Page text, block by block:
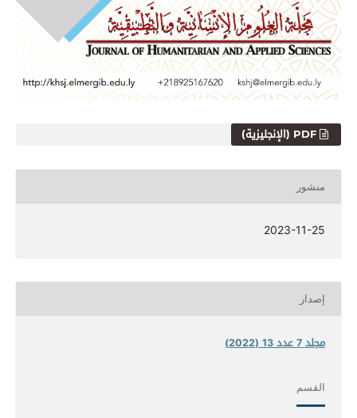
PDF (الإنجليزية)
منشور
2023-11-25
إصدار
مجلد 7 عدد 13 (2022)
القسم